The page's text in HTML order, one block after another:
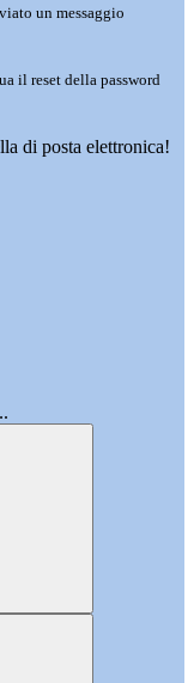
un messaggio
il reset della password
di posta elettronica!